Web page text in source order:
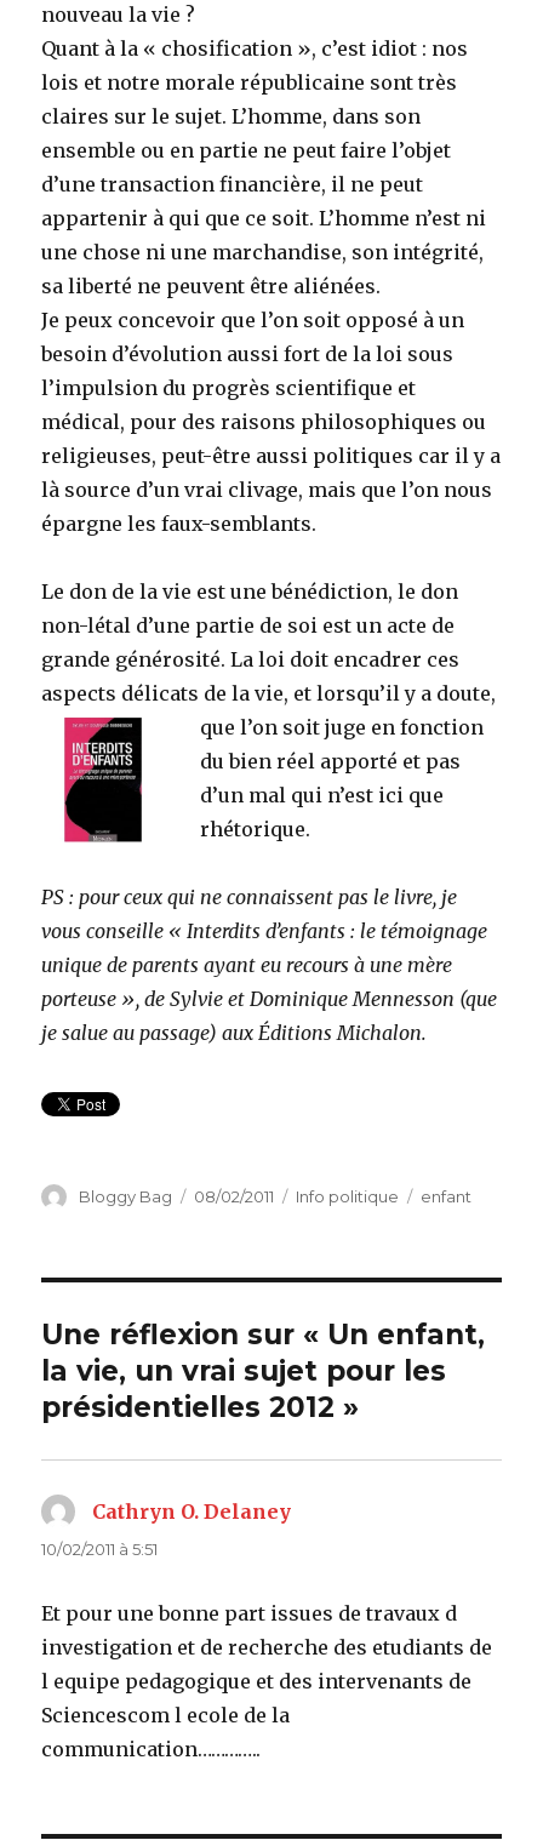
nouveau la vie ?
Quant à la « chosification », c’est idiot : nos
lois et notre morale républicaine sont très
claires sur le sujet. L’homme, dans son
ensemble ou en partie ne peut faire l’objet
d’une transaction financière, il ne peut
appartenir à qui que ce soit. L’homme n’est ni
une chose ni une marchandise, son intégrité,
sa liberté ne peuvent être aliénées.
Je peux concevoir que l’on soit opposé à un
besoin d’évolution aussi fort de la loi sous
l’impulsion du progrès scientifique et
médical, pour des raisons philosophiques ou
religieuses, peut-être aussi politiques car il y a
là source d’un vrai clivage, mais que l’on nous
épargne les faux-semblants.
Le don de la vie est une bénédiction, le don
non-létal d’une partie de soi est un acte de
grande générosité. La loi doit encadrer ces
aspects délicats de la vie, et lorsqu’il y a doute,
que l’on soit juge en fonction
du bien réel apporté et pas
d’un mal qui n’est ici que
rhétorique.
PS : pour ceux qui ne connaissent pas le livre, je
vous conseille « Interdits d’enfants : le témoignage
unique de parents ayant eu recours à une mère
porteuse », de Sylvie et Dominique Mennesson (que
je salue au passage) aux Éditions Michalon.
Auteur
Bloggy Bag
Publié
08/02/2011 Catégories
Info politique Étiquettes
enfant
Une réflexion sur « Un enfant,
la vie, un vrai sujet pour les
présidentielles 2012 »
Cathryn O. Delaney
10/02/2011 à 5:51
Et pour une bonne part issues de travaux d
investigation et de recherche des etudiants de
l equipe pedagogique et des intervenants de
Sciencescom l ecole de la
communication…………..